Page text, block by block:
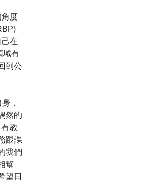
度
在
域有
到公
，
然的
教
跟課
我們
幫
望日